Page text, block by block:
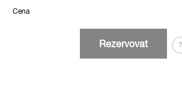
Cena
Rezervovat ?